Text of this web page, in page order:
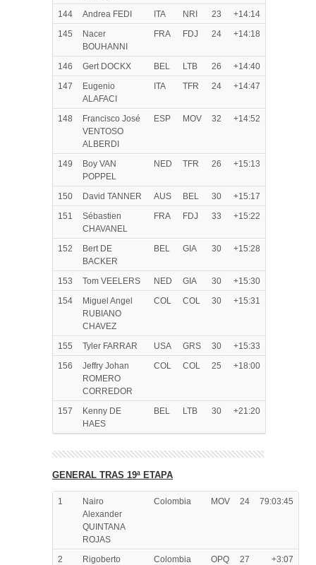
144 Andrea FEDI ITA NRI 23
+14:14
145
Nacer
BOUHANNI
FRA FDJ 24 +14:18
146 Gert DOCKX BEL LTB 26
+14:40
147
Eugenio
ALAFACI
ITA TFR 24 +14:47
148
Francisco José
VENTOSO
ALBERDI
ESP MOV 32 +14:52
149
Boy VAN
POPPEL
NED TFR 26 +15:13
150 David TANNER AUS BEL 30
+15:17
151
Sébastien
CHAVANEL
FRA FDJ 33 +15:22
152
Bert DE
BACKER
BEL GIA 30 +15:28
153 Tom VEELERS NED GIA 30
+15:30
154
Miguel Angel
RUBIANO
CHAVEZ
COL COL 30 +15:31
155 Tyler FARRAR USA GRS 30
+15:33
156
Jeffry Johan
ROMERO
CORREDOR
COL COL 25 +18:00
157
Kenny DE
HAES
BEL LTB 30 +21:20
GENERAL TRAS 19ª ETAPA
1
Nairo
Alexander
QUINTANA
ROJAS
Colombia MOV 24 79:03:45
2
Rigoberto
Colombia OPQ 27 +3:07